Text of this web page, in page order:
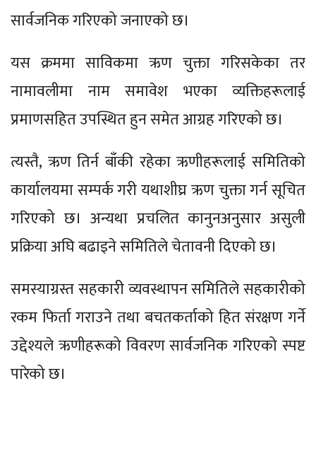
सार्वजनिक गरिएको जनाएको छ।
यस क्रममा साविकमा ऋण चुक्ता गरिसकेका तर
नामावलीमा नाम समावेश भएका व्यक्तिहरूलाई
प्रमाणसहित उपस्थित हुन समेत आग्रह गरिएको छ।
त्यस्तै, ऋण तिर्न बाँकी रहेका ऋणीहरूलाई समितिको
कार्यालयमा सम्पर्क गरी यथाशीघ्र ऋण चुक्ता गर्न सूचित
गरिएको छ। अन्यथा प्रचलित कानुनअनुसार असुली
प्रक्रिया अघि बढाइने समितिले चेतावनी दिएको छ।
समस्याग्रस्त सहकारी व्यवस्थापन समितिले सहकारीको
रकम फिर्ता गराउने तथा बचतकर्ताको हित संरक्षण गर्ने
उद्देश्यले ऋणीहरूको विवरण सार्वजनिक गरिएको स्पष्ट
पारेको छ।